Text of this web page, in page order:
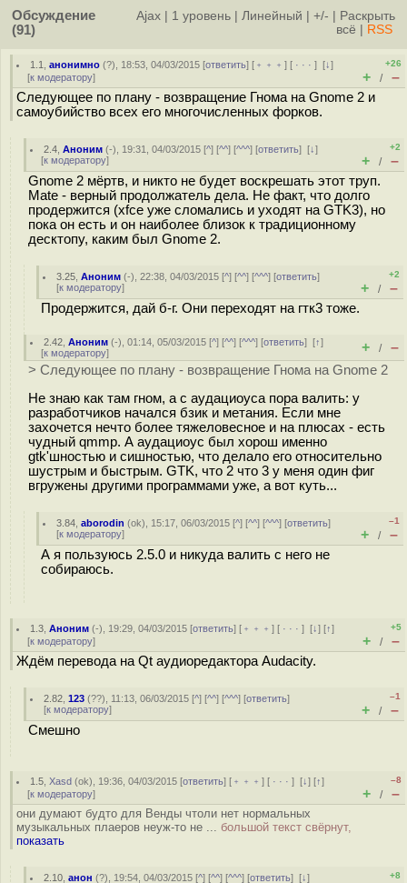
Обсуждение
(91)
Ajax 1 уровень Линейный +/-
Раскрыть
всё
RSS
1.1 ,анонимно (?), 18:53, 04/03/2015 [ответить] [ ﹢﹢﹢] [ · · ·][↓]
[к модератору]
+26
+ / –
Следующее по плану - возвращение Гнома на Gnome 2 и
самоубийство всех его многочисленных форков.
2.4 ,Аноним (-), 19:31, 04/03/2015 [^] [^^] [^^^] [ответить][↓]
[к модератору]
+2
+ / –
Gnome 2 мёртв, и никто не будет воскрешать этот труп.
Mate - верный продолжатель дела. Не факт, что долго
продержится (xfce уже сломались и уходят на GTK3), но
пока он есть и он наиболее близок к традиционному
десктопу, каким был Gnome 2.
3.25 ,Аноним (-), 22:38, 04/03/2015 [^] [^^] [^^^] [ответить]
[к модератору]
+2
+ / –
Продержится, дай б-г. Они переходят на гтк3 тоже.
2.42 ,Аноним (-), 01:14, 05/03/2015 [^] [^^] [^^^] [ответить][↑]
[к модератору] + / –
> Следующее по плану - возвращение Гнома на Gnome 2
Не знаю как там гном, а с аудациоуса пора валить: у
разработчиков начался бзик и метания. Если мне
захочется нечто более тяжеловесное и на плюсах - есть
чудный qmmp. А аудациоус был хорош именно
gtk'шностью и сишностью, что делало его относительно
шустрым и быстрым. GTK, что 2 что 3 у меня один фиг
вгружены другими программами уже, а вот куть...
3.84 ,aborodin (ok), 15:17, 06/03/2015 [^] [^^] [^^^] [ответить]
[к модератору]
–1
+ / –
А я пользуюсь 2.5.0 и никуда валить с него не
собираюсь.
1.3 ,Аноним (-), 19:29, 04/03/2015 [ответить] [ ﹢﹢﹢] [ · · ·][↓] [↑]
[к модератору]
+5
+ / –
Ждём перевода на Qt аудиоредактора Audacity.
2.82 ,123 (??), 11:13, 06/03/2015 [^] [^^] [^^^] [ответить]
[к модератору]
–1
+ / –
Смешно
1.5 ,Xasd (ok), 19:36, 04/03/2015 [ответить] [ ﹢﹢﹢] [ · · ·][↓] [↑]
[к модератору]
–8
+ / –
они думают будто для Венды чтоли нет нормальных
музыкальных плаеров неуж-то не ... большой текст свёрнут,
показать
2.10 ,анон (?), 19:54, 04/03/2015 [^] [^^] [^^^] [ответить][↓] +8